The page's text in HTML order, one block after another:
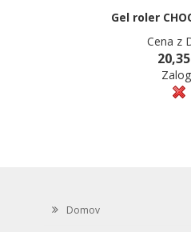
Gel roler
Cena z
Domov